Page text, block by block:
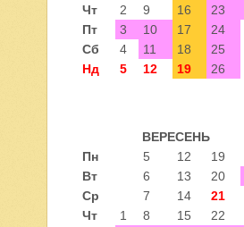
Чт
2 9 16 23
Пт
3 10 17
24
Сб
4 11 18
25
Нд
5 12 19 26
ВЕРЕСЕНЬ
Пн
5 12 19
Вт
6 13 20
Ср
7 14 21
Чт
1 8 15 22